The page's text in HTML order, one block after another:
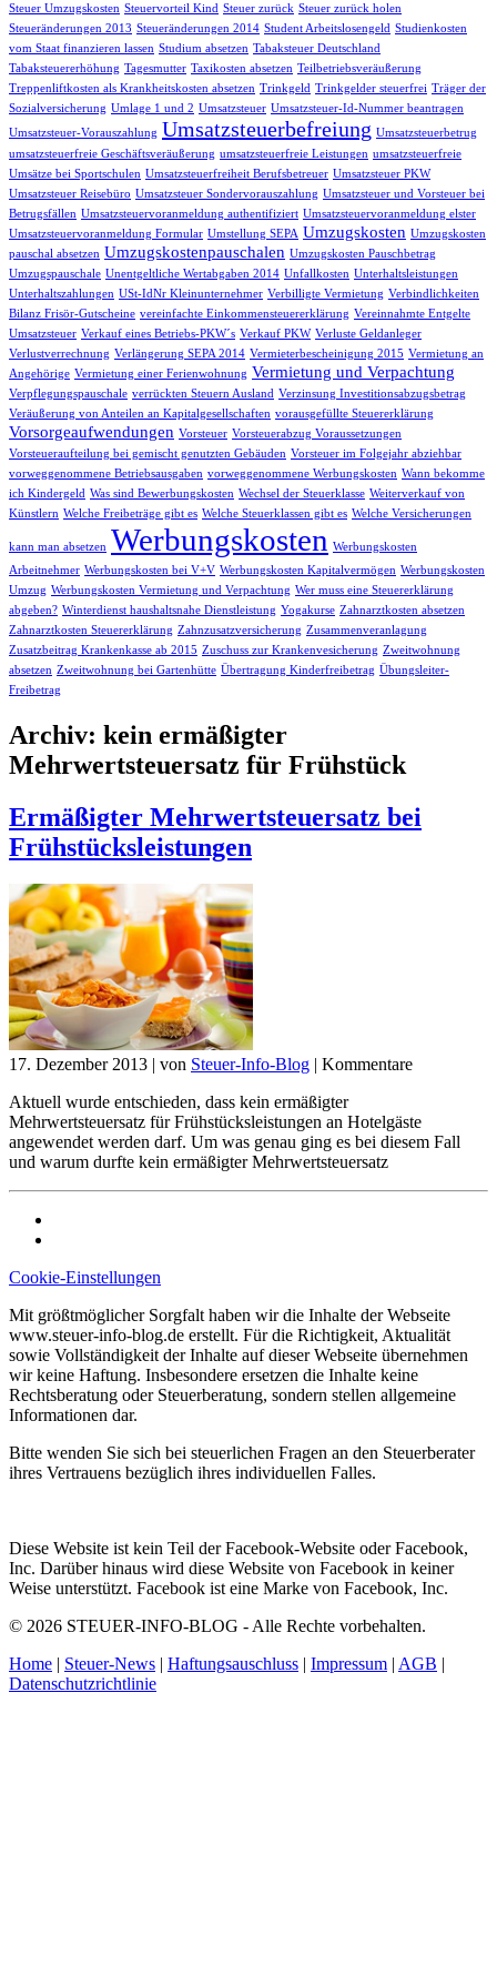
Steuer Umzugskosten Steuervorteil Kind Steuer zurück Steuer zurück holen
Steueränderungen 2013 Steueränderungen 2014 Student Arbeitslosengeld Studienkosten
vom Staat finanzieren lassen Studium absetzen Tabaksteuer Deutschland
Tabaksteuererhöhung Tagesmutter Taxikosten absetzen Teilbetriebsveräußerung
Treppenliftkosten als Krankheitskosten absetzen Trinkgeld Trinkgelder steuerfrei Träger der
Sozialversicherung Umlage 1 und 2 Umsatzsteuer Umsatzsteuer-Id-Nummer beantragen
Umsatzsteuer-Vorauszahlung Umsatzsteuerbefreiung Umsatzsteuerbetrug
umsatzsteuerfreie Geschäftsveräußerung umsatzsteuerfreie Leistungen umsatzsteuerfreie
Umsätze bei Sportschulen Umsatzsteuerfreiheit Berufsbetreuer Umsatzsteuer PKW
Umsatzsteuer Reisebüro Umsatzsteuer Sondervorauszahlung Umsatzsteuer und Vorsteuer bei
Betrugsfällen Umsatzsteuervoranmeldung authentifiziert Umsatzsteuervoranmeldung elster
Umsatzsteuervoranmeldung Formular Umstellung SEPA Umzugskosten Umzugskosten
pauschal absetzen Umzugskostenpauschalen Umzugskosten Pauschbetrag
Umzugspauschale Unentgeltliche Wertabgaben 2014 Unfallkosten Unterhaltsleistungen
Unterhaltszahlungen USt-IdNr Kleinunternehmer Verbilligte Vermietung Verbindlichkeiten
Bilanz Frisör-Gutscheine vereinfachte Einkommensteuererklärung Vereinnahmte Entgelte
Umsatzsteuer Verkauf eines Betriebs-PKW´s Verkauf PKW Verluste Geldanleger
Verlustverrechnung Verlängerung SEPA 2014 Vermieterbescheinigung 2015 Vermietung an
Angehörige Vermietung einer Ferienwohnung Vermietung und Verpachtung
Verpflegungspauschale verrückten Steuern Ausland Verzinsung Investitionsabzugsbetrag
Veräußerung von Anteilen an Kapitalgesellschaften vorausgefüllte Steuererklärung
Vorsorgeaufwendungen Vorsteuer Vorsteuerabzug Voraussetzungen
Vorsteueraufteilung bei gemischt genutzten Gebäuden Vorsteuer im Folgejahr abziehbar
vorweggenommene Betriebsausgaben vorweggenommene Werbungskosten Wann bekomme
ich Kindergeld Was sind Bewerbungskosten Wechsel der Steuerklasse Weiterverkauf von
Künstlern Welche Freibeträge gibt es Welche Steuerklassen gibt es Welche Versicherungen
kann man absetzen Werbungskosten Werbungskosten
Arbeitnehmer Werbungskosten bei V+V Werbungskosten Kapitalvermögen Werbungskosten
Umzug Werbungskosten Vermietung und Verpachtung Wer muss eine Steuererklärung
abgeben? Winterdienst haushaltsnahe Dienstleistung Yogakurse Zahnarztkosten absetzen
Zahnarztkosten Steuererklärung Zahnzusatzversicherung Zusammenveranlagung
Zusatzbeitrag Krankenkasse ab 2015 Zuschuss zur Krankenvesicherung Zweitwohnung
absetzen Zweitwohnung bei Gartenhütte Übertragung Kinderfreibetrag Übungsleiter-
Freibetrag
Archiv: kein ermäßigter
Mehrwertsteuersatz für Frühstück
Ermäßigter Mehrwertsteuersatz bei
Frühstücksleistungen
17. Dezember 2013 | von Steuer-Info-Blog | Kommentare
Aktuell wurde entschieden, dass kein ermäßigter
Mehrwertsteuersatz für Frühstücksleistungen an Hotelgäste
angewendet werden darf. Um was genau ging es bei diesem Fall
und warum durfte kein ermäßigter Mehrwertsteuersatz
Cookie-Einstellungen
Mit größtmöglicher Sorgfalt haben wir die Inhalte der Webseite
www.steuer-info-blog.de erstellt. Für die Richtigkeit, Aktualität
sowie Vollständigkeit der Inhalte auf dieser Webseite übernehmen
wir keine Haftung. Insbesondere ersetzen die Inhalte keine
Rechtsberatung oder Steuerberatung, sondern stellen allgemeine
Informationen dar.
Bitte wenden Sie sich bei steuerlichen Fragen an den Steuerberater
ihres Vertrauens bezüglich ihres individuellen Falles.
Diese Website ist kein Teil der Facebook-Website oder Facebook,
Inc. Darüber hinaus wird diese Website von Facebook in keiner
Weise unterstützt. Facebook ist eine Marke von Facebook, Inc.
© 2026 STEUER-INFO-BLOG - Alle Rechte vorbehalten.
Home | Steuer-News | Haftungsauschluss | Impressum | AGB |
Datenschutzrichtlinie